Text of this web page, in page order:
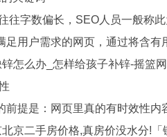
往字数偏长，SEO人员一般称
用户需求的网页，通过将含
怎么办_怎样给孩子补锌-摇篮网
提是：网页里真的有时效性内
京二手房价格,真房价没水分!「